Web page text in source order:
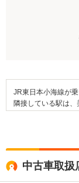
JR東日本小海線が
隣接している駅は
います。近隣には
田畑や住宅地が多
といった施設が存
中学校、小諸市立東
中古車取扱